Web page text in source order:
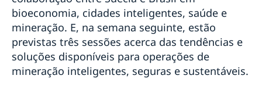
Hero SwimRun
"A Minha Própria Lua" no no Cine Olympia, em
Belém, no Pará
Plogging Day Brazil 2019
Suécia na 65ª Feira do Livro de Porto Alegre
"Apenas Uma Pessoa Normal" no Cine Olympia, em
bioeconomia, cidades inteligentes, saúde e
mineração. E, na semana seguinte, estão
previstas três sessões acerca das tendências e
soluções disponíveis para operações de
mineração inteligentes, seguras e sustentáveis.